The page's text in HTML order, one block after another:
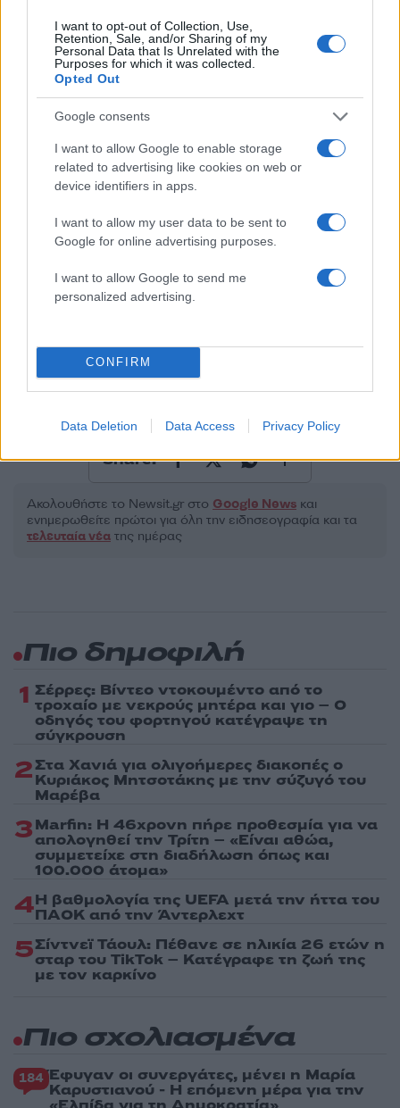
I want to opt-out of Collection, Use,
Retention, Sale, and/or Sharing of my
Personal Data that Is Unrelated with the
Purposes for which it was collected.
Opted Out
Google consents
I want to allow Google to enable storage
related to advertising like cookies on web or
device identifiers in apps.
I want to allow my user data to be sent to
Google for online advertising purposes.
I want to allow Google to send me
personalized advertising.
CONFIRM
Data Deletion Data Access Privacy Policy
Σχόλια
Σχολίασε εδώ
2000 /2000
Όροι Χρήσης. Το site προστατεύεται από reCAPTCHA, ισχύουν
Πολιτική Απορρήτου&Όροι Χρήσης
ΑΠΟΒΟΛΗ
ΖΑΚΥΝΘΟΣ
Share:
Ακολουθήστε το Νewsit.gr στο Google News και
ενημερωθείτε πρώτοι για όλη την ειδησεογραφία και τα
τελευταία νέα της ημέρας
Πιο δημοφιλή
1 Σέρρες: Βίντεο ντοκουμέντο από το
τροχαίο με νεκρούς μητέρα και γιο – Ο
οδηγός του φορτηγού κατέγραψε τη
σύγκρουση
2Στα Χανιά για ολιγοήμερες διακοπές ο
Κυριάκος Μητσοτάκης με την σύζυγό του
Μαρέβα
3Marfin: Η 46χρονη πήρε προθεσμία για να
απολογηθεί την Τρίτη – «Είναι αθώα,
συμμετείχε στη διαδήλωση όπως και
100.000 άτομα»
4Η βαθμολογία της UEFA μετά την ήττα του
ΠΑΟΚ από την Άντερλεχτ
5Σίντνεϊ Τάουλ: Πέθανε σε ηλικία 26 ετών η
σταρ του TikTok – Kατέγραφε τη ζωή της
με τον καρκίνο
Πιο σχολιασμένα
184 Έφυγαν οι συνεργάτες, μένει η Μαρία
Καρυστιανού - Η επόμενη μέρα για την